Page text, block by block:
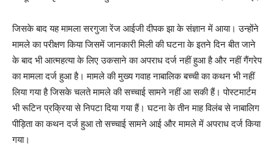
जिसके बाद यह मामला सरगुजा रेंज आईजी दीपक झा के संज्ञान में आया। उन्होंने
मामले का परीक्षण किया जिसमें जानकारी मिली की घटना के इतने दिन बीत जाने
के बाद भी आत्महत्या के लिए उकसाने का अपराध दर्ज नहीं हुआ है और नहीं गैंगरेप
का मामला दर्ज हुआ है। मामले की मुख्य गवाह नाबालिक बच्ची का कथन भी नहीं
लिया गया है जिसके चलते मामले की सच्चाई सामने नहीं आ सकी हैं। पोस्टमार्टम
भी रूटिन प्रक्रिया से निपटा दिया गया हैं। घटना के तीन माह विलंब से नाबालिग
पीड़िता का कथन दर्ज हुआ तो सच्चाई सामने आई और मामले में अपराध दर्ज किया
गया।